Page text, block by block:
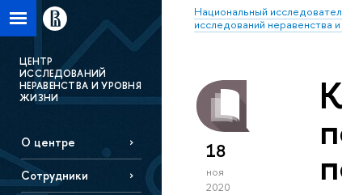
Национальный
исследований неравенства
ЦЕНТР
ИССЛЕДОВАНИЙ
НЕРАВЕНСТВА И УРОВНЯ
ЖИЗНИ
О центре
Сотрудники
18
ноя
2020